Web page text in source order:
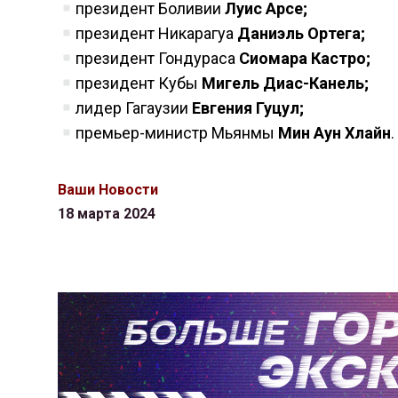
президент Боливии Луис Арсе;
президент Никарагуа Даниэль Ортега;
президент Гондураса Сиомара Кастро;
президент Кубы Мигель Диас-Канель;
лидер Гагаузии Евгения Гуцул;
премьер-министр Мьянмы Мин Аун Хлайн.
Ваши Новости
18 марта 2024